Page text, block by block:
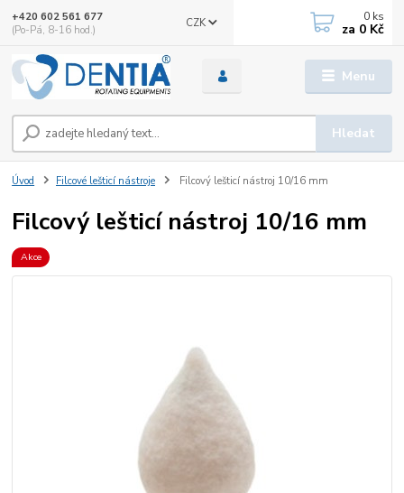
Menu
CZK
Hledat
+420 602 561 677
(Po-Pá, 8-16 hod.)
0 ks
za 0 Kč
Úvod Filcové lešticí nástroje Filcový lešticí nástroj 10/16 mm
Filcový lešticí nástroj 10/16 mm
Akce